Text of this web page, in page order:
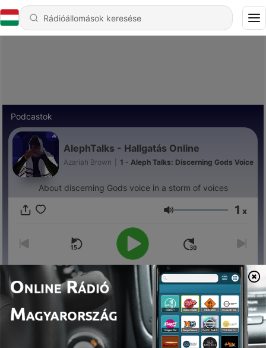
Podcastok
AlephTalks - Hallgatás Online
Azariah Brown 1 - Aleph Talks: Discerning Gods Voice
About discerning Gods voice in a storm of voices
Hangerő 1 x
00:00
Epizódok
Aleph Talks: Discerning Gods Voice